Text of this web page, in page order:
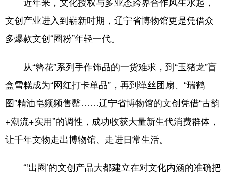
文创产业进入到崭新时期，辽宁省博物馆更是凭借众
多爆款文创“圈粉”年轻一代。
从“簪花”系列手作饰品的一货难求，到“玉猪龙”盲
盒雪糕成为“网红打卡单品”，再到缂丝团扇、“瑞鹤
图”精油皂频频售罄……辽宁省博物馆的文创凭借“古韵
+潮流+实用”的调性，成功收获大量新生代消费群体，
让千年文物走出博物馆、走进日常生活。
“‘出圈’的文创产品大都建立在对文化内涵的准确把